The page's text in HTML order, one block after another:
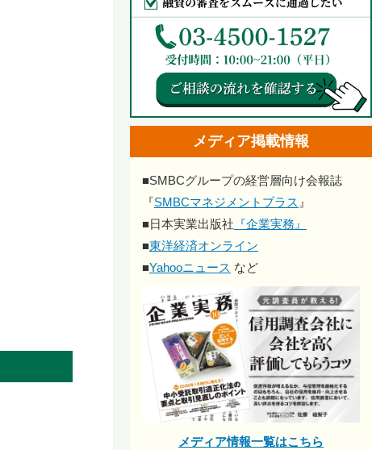
メディア掲載情報
■SMBCグループの経営層向け会報誌
『SMBCマネジメントプラス 』
■日本実業出版社 『企業実務』
■東洋経済オンライン
■Yahooニュース など
メディア情報一覧はこちら